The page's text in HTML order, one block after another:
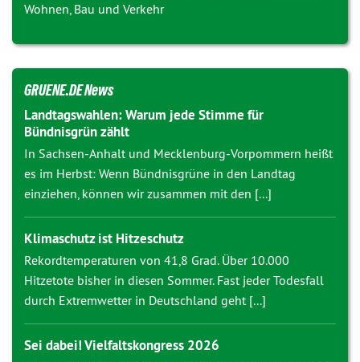
Wohnen, Bau und Verkehr
GRUENE.DE News
Landtagswahlen: Warum jede Stimme für
Bündnisgrün zählt
In Sachsen-Anhalt und Mecklenburg-Vorpommern heißt
es im Herbst: Wenn Bündnisgrüne in den Landtag
einziehen, können wir zusammen mit den [...]
Klimaschutz ist Hitzeschutz
Rekordtemperaturen von 41,8 Grad. Über 10.000
Hitzetote bisher in diesen Sommer. Fast jeder Todesfall
durch Extremwetter in Deutschland geht [...]
Sei dabei! Vielfaltskongress 2026